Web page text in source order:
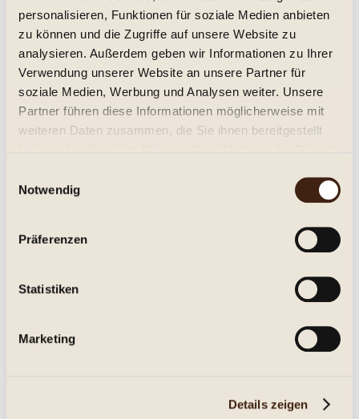
personalisieren, Funktionen für soziale Medien anbieten
zu können und die Zugriffe auf unsere Website zu
analysieren. Außerdem geben wir Informationen zu Ihrer
Verwendung unserer Website an unsere Partner für
soziale Medien, Werbung und Analysen weiter. Unsere
Partner führen diese Informationen möglicherweise mit
weiteren Daten zusammen, die Sie ihnen bereitgestellt
Notwendig
Präferenzen
Statistiken
Marketing
Details zeigen
Clocher de Saint Couat du Razès, Limoux
AOC
trocken, 2022
49,50 € *
Inhalt:0.75 Stück (66,00 € * / 1 Stück)
inkl. MwSt.zzgl. Versandkosten
Sofort versandfertig, Lieferzeit ca. 1-3 Werktage**
Artikel-Nr.:
Beschreibung
Clocher de Saint Couat du Razès, Limoux AC Chardonnay